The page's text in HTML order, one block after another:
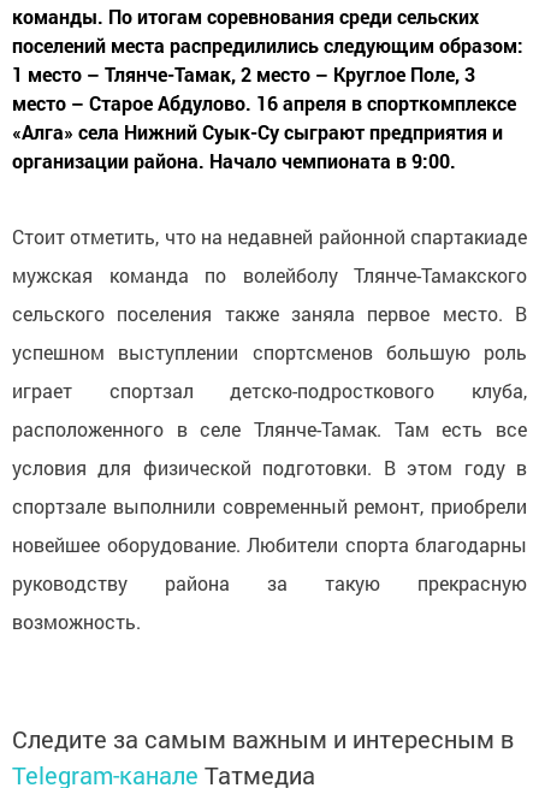
команды. По итогам соревнования среди сельских
поселений места распредилились следующим образом:
1 место – Тлянче-Тамак, 2 место – Круглое Поле, 3
место – Старое Абдулово. 16 апреля в спорткомплексе
«Алга» села Нижний Суык-Су сыграют предприятия и
организации района. Начало чемпионата в 9:00.
Стоит отметить, что на недавней районной спартакиаде
мужская команда по волейболу Тлянче-Тамакского
сельского поселения также заняла первое место. В
успешном выступлении спортсменов большую роль
играет спортзал детско-подросткового клуба,
расположенного в селе Тлянче-Тамак. Там есть все
условия для физической подготовки. В этом году в
спортзале выполнили современный ремонт, приобрели
новейшее оборудование. Любители спорта благодарны
руководству района за такую прекрасную
возможность.
Следите за самым важным и интересным в
Telegram-канале Татмедиа